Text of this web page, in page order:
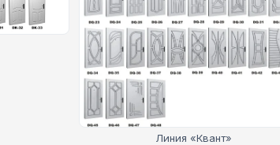
Линия «Квант»